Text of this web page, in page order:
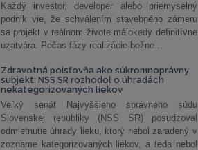
Každý investor, developer alebo priemyselný
podnik vie, že schválením stavebného zámeru
sa projekt v reálnom živote málokedy definitívne
uzatvára. Počas fázy realizácie bežne...
Zdravotná poisťovňa ako súkromnoprávny
subjekt: NSS SR rozhodol o úhradách
nekategorizovaných liekov
Veľký senát Najvyššieho správneho súdu
Slovenskej republiky (NSS SR) posudzoval
odmietnutie úhrady lieku, ktorý nebol zaradený v
zozname kategorizovaných liekov, a teda nebol